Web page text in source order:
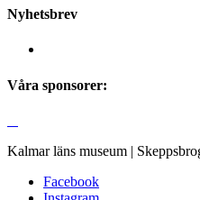
Nyhetsbrev
Våra sponsorer:
Kalmar läns museum |
Facebook